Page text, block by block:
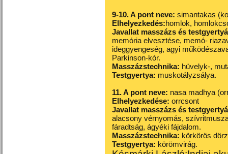
9-10. A pont neve: simantakas
Elhelyezkedés:homlok,
Javallat masszázs és
memória elvesztése, memó-
ideggyengeség, agyi
Parkinson-kór.
Masszázstechnika: hüvelyk-,
Testgyertya: muskotályzsálya.
11. A pont neve: nasa madhya
Elhelyezkedése: orrcsont
Javallat masszázs és
alacsony vérnyomás,
fáradtság, ágyéki fájdalom.
Masszázstechnika: körkörös
Testgyertya: körömvirág.